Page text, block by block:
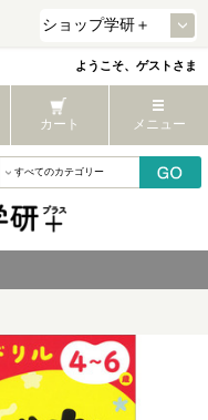
ようこそ、ゲストさま
カート メニュー